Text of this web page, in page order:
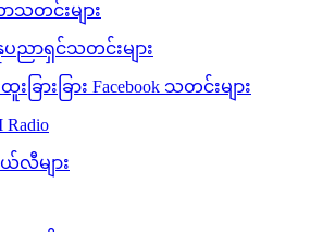
သတင်းများ
ညာရှင်သတင်းများ
းခြားခြား Facebook သတင်းများ
လီများ